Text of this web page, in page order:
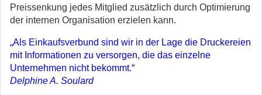
Preissenkung jedes Mitglied zusätzlich durch Optimierung
der internen Organisation erzielen kann.
„Als Einkaufsverbund sind wir in der Lage die Druckereien
mit Informationen zu versorgen, die das einzelne
Unternehmen nicht bekommt.“
Delphine A. Soulard